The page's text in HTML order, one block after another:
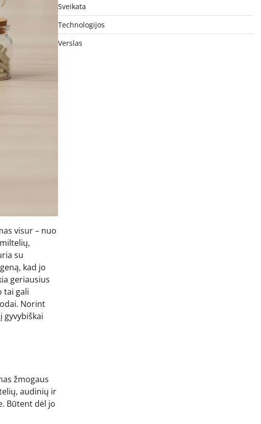
visur – nuo
su
kad jo
geriausius
tai gali
Norint
gyvybiškai
žmogaus
audinių ir
Būtent dėl jo
Sveikata
Technologijos
Verslas